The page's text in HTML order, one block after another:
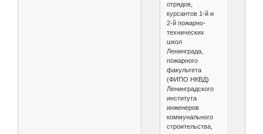
отрядов,
курсантов 1-й и
2-й пожарно-
технических
школ
Ленинграда,
пожарного
факультета
(ФИПО НКВД)
Ленинградского
института
инженеров
коммунального
строительства,